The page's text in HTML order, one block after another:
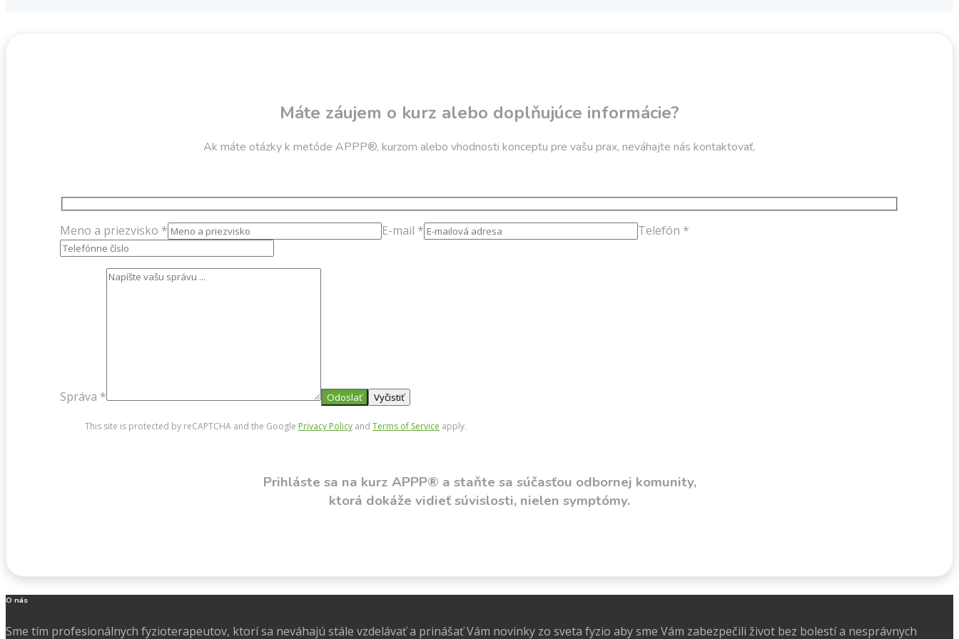
Máte záujem o kurz alebo doplňujúce informácie?
Ak máte otázky k metóde APPP®, kurzom alebo vhodnosti konceptu pre vašu prax, neváhajte nás kontaktovať.
Meno a priezvisko * E-mail * Telefón *
Správa *
This site is protected by reCAPTCHA and the Google Privacy Policyand Terms of Service apply.
Prihláste sa na kurz APPP® a staňte sa súčasťou odbornej komunity,
ktorá dokáže vidieť súvislosti, nielen symptómy.
O nás
Sme tím profesionálnych fyzioterapeutov, ktorí sa neváhajú stále vzdelávať a prinášať Vám novinky zo sveta fyzio aby sme Vám zabezpečili život bez bolestí a nesprávnych